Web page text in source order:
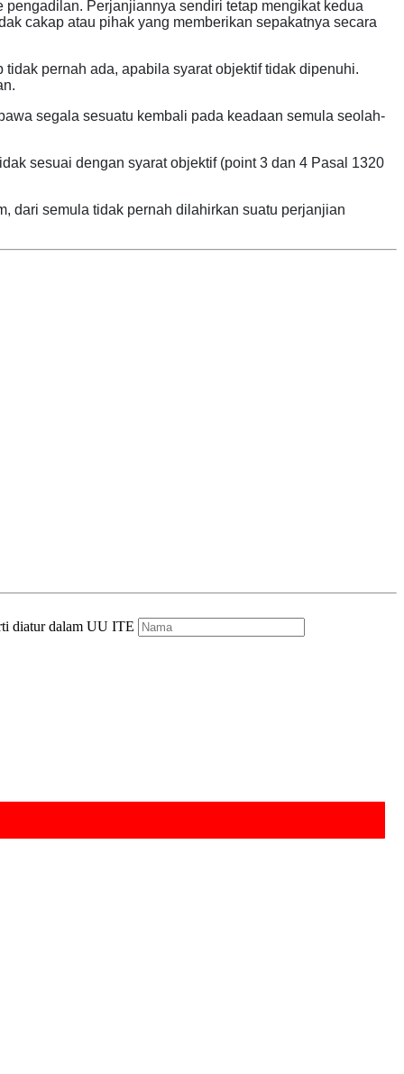
Perjanjiannya sendiri tetap mengikat kedua
cakap atau pihak yang memberikan sepakatnya secara
pernah ada, apabila syarat objektif tidak dipenuhi.
segala sesuatu kembali pada keadaan semula seolah-
sesuai dengan syarat objektif (point 3 dan 4 Pasal 1320
dari semula tidak pernah dilahirkan suatu perjanjian
diatur dalam UU ITE